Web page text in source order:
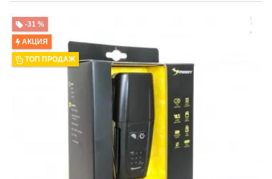
-31 %
АКЦИЯ
ТОП ПРОДАЖ